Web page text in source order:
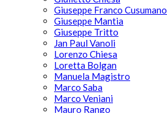
Giuseppe Franco Cusumano
Giuseppe Mantia
Giuseppe Tritto
Jan Paul Vanoli
Lorenzo Chiesa
Loretta Bolgan
Manuela Magistro
Marco Saba
Marco Veniani
Mauro Rango